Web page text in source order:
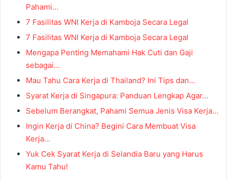
Pahami…
7 Fasilitas WNI Kerja di Kamboja Secara Legal
7 Fasilitas WNI Kerja di Kamboja Secara Legal
Mengapa Penting Memahami Hak Cuti dan Gaji
sebagai…
Mau Tahu Cara Kerja di Thailand? Ini Tips dan…
Syarat Kerja di Singapura: Panduan Lengkap Agar…
Sebelum Berangkat, Pahami Semua Jenis Visa Kerja…
Ingin Kerja di China? Begini Cara Membuat Visa
Kerja…
Yuk Cek Syarat Kerja di Selandia Baru yang Harus
Kamu Tahu!